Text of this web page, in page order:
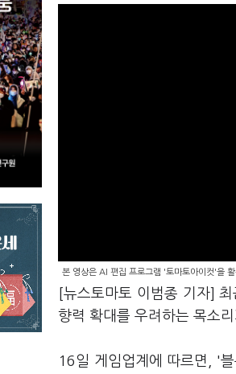
본 영상은 AI 편집 프로그램 '토마토아이컷'을 활
[뉴스토마토 이범종 기자]
향력 확대를 우려하는 목소리
16일 게임업계에 따르면, '